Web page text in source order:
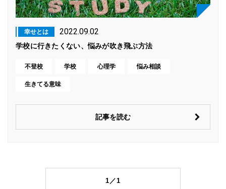
幸せとは 2022.09.02
学校に行きたくない、悩みが吹き飛ぶ方法
不登校 学校 心理学 悩み相談
生きてる意味
記事を読む
1／1